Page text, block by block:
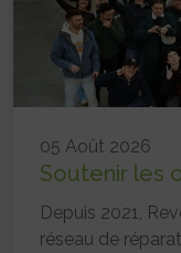
05 Août 2026
Soutenir les
Depuis 2021,
réseau de